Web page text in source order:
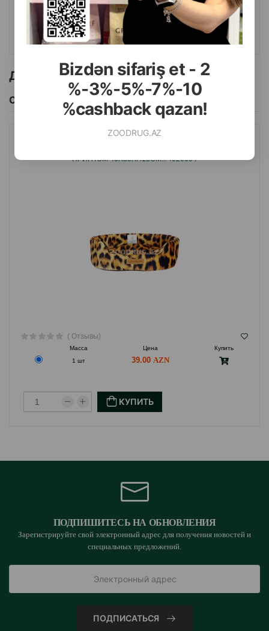
Bizdən sifariş et - 2
%-3%-5%-7%-10
%cashback qazan!
ZOODRUG.AZ
КУПИТЬ
Другие товоры бренда
Смотреть Все
ПРИНТОМ 45X35XH13СМ.#4020004
( Отзывы)
Масса Цена
Купить
1 шт
39.00
КУПИТЬ
ПОДПИШИТЕСЬ НА ОБНОВЛЕНИЯ
Зарегистрируйте свой электронный адрес для получения новостей и
специальных предложений.
ПОДПИСАТЬСЯ